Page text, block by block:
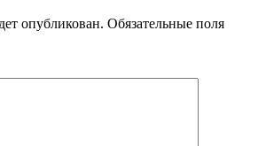
опубликован. Обязательные поля